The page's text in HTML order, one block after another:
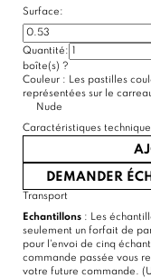
Surface:
Quantité:
boîte(s) ?
Couleur : Les pastilles
représentées sur le
Nude
Caractéristiques
DEMANDER
Transport
Echantillons : Les
seulement un forfait de
pour l'envoi de cinq
commande passée vous
votre future commande.